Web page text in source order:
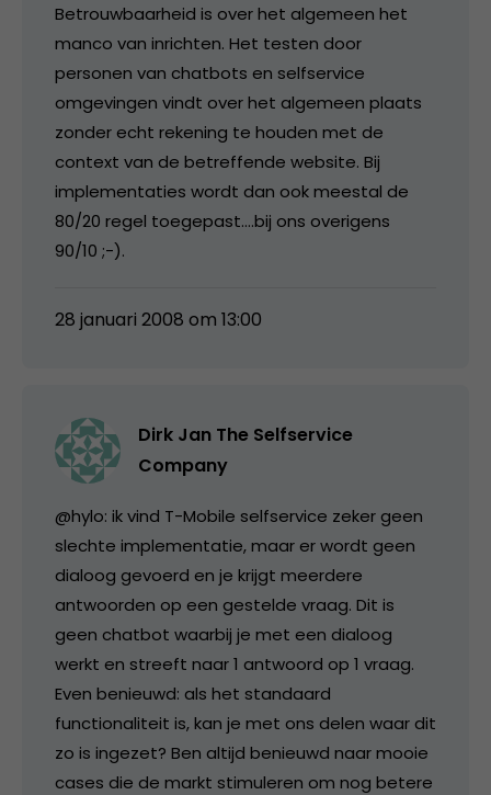
Betrouwbaarheid is over het algemeen het
manco van inrichten. Het testen door
personen van chatbots en selfservice
omgevingen vindt over het algemeen plaats
zonder echt rekening te houden met de
context van de betreffende website. Bij
implementaties wordt dan ook meestal de
80/20 regel toegepast….bij ons overigens
90/10 ;-).
28 januari 2008 om 13:00
Dirk Jan The Selfservice
Company
@hylo: ik vind T-Mobile selfservice zeker geen
slechte implementatie, maar er wordt geen
dialoog gevoerd en je krijgt meerdere
antwoorden op een gestelde vraag. Dit is
geen chatbot waarbij je met een dialoog
werkt en streeft naar 1 antwoord op 1 vraag.
Even benieuwd: als het standaard
functionaliteit is, kan je met ons delen waar dit
zo is ingezet? Ben altijd benieuwd naar mooie
cases die de markt stimuleren om nog betere